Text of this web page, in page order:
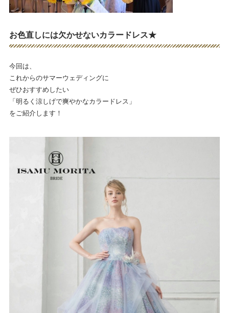
お色直しには欠かせないカラードレス★
今回は、
これからのサマーウェディングに
ぜひおすすめしたい
「明るく涼しげで爽やかなカラードレス」
をご紹介します！